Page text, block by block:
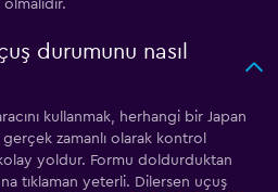
durumunu nasıl
kullanmak, herhangi bir Japan
zamanlı olarak kontrol
yoldur. Formu doldurduktan
tıklaman yeterli. Dilersen uçuş